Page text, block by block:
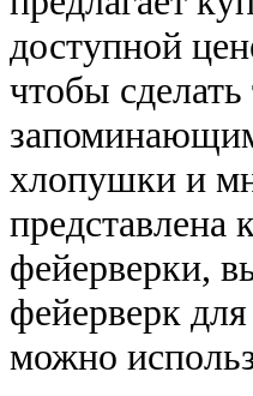
доступной
чтобы
хлопушки и
представлена
фейерверки,
фейерверк
можно